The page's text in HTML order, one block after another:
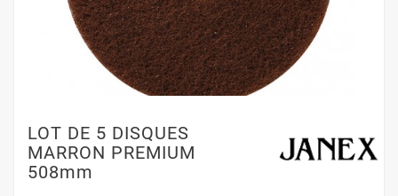
LOT DE 5 DISQUES
MARRON PREMIUM
508mm